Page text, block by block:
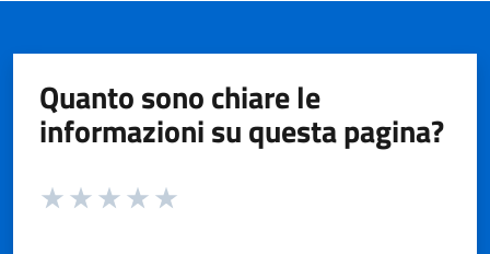
Quanto sono chiare le
informazioni su questa pagina?
Valuta da 1 a 5 stelle la pagina